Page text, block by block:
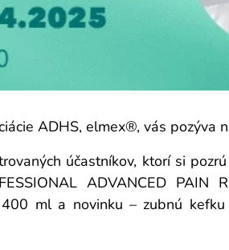
ADHS, elmex®, vás pozýva
účastníkov, ktorí si
ADVANCED
400 ml a novinku – zubnú